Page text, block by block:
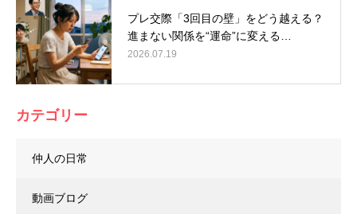
プレ交際「3回目の壁」をどう越える？
進まない関係を“運命”に変える…
2026.07.19
カテゴリー
仲人の日常
動画ブログ